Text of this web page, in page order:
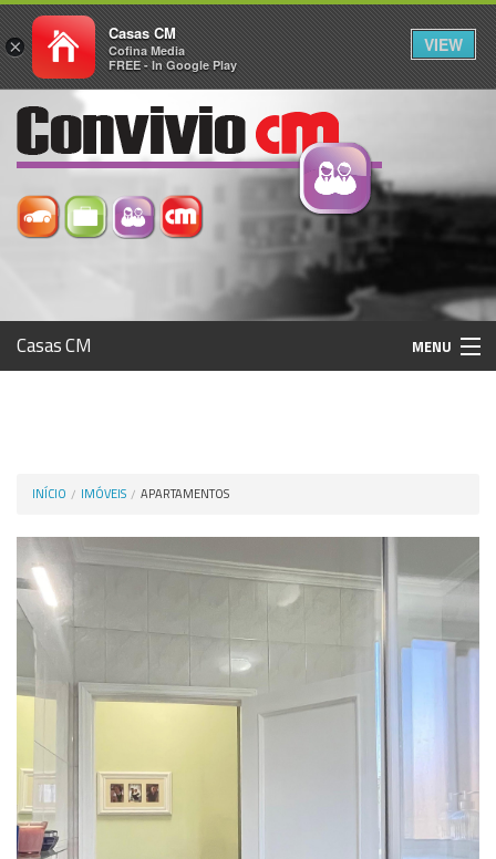
Casas CM MENU
INÍCIO IMÓVEIS APARTAMENTOS
×
Casas CM
Cofina Media
FREE - In Google Play
VIEW